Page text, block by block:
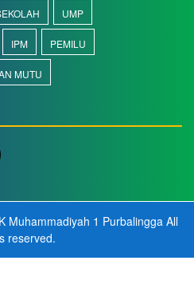
UMP
IPM PEMILU
MUTU
Muhammadiyah 1 Purbalingga All
reserved.